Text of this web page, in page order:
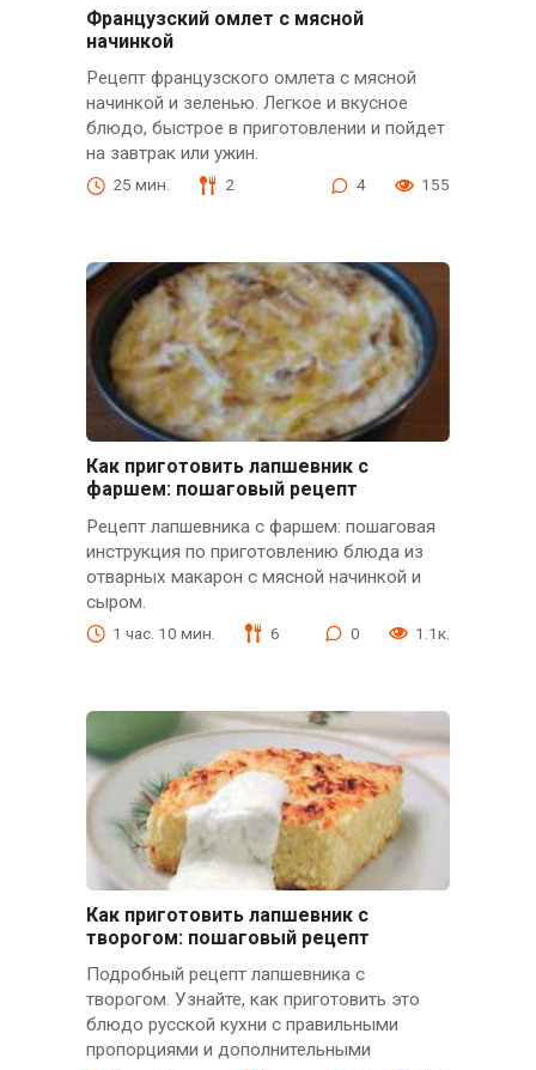
Французский омлет с мясной
начинкой
Рецепт французского омлета с мясной
начинкой и зеленью. Легкое и вкусное
блюдо, быстрое в приготовлении и пойдет
на завтрак или ужин.
25 мин. 2 4 155
Как приготовить лапшевник с
фаршем: пошаговый рецепт
Рецепт лапшевника с фаршем: пошаговая
инструкция по приготовлению блюда из
отварных макарон с мясной начинкой и
сыром.
1 час. 10 мин. 6 0 1.1к.
Как приготовить лапшевник с
творогом: пошаговый рецепт
Подробный рецепт лапшевника с
творогом. Узнайте, как приготовить это
блюдо русской кухни с правильными
пропорциями и дополнительными